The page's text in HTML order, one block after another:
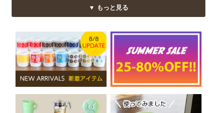
▼ もっと見る